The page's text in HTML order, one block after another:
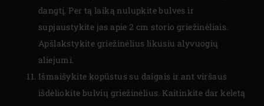
dangtį. Per tą laiką nulupkite bulves ir
supjaustykite jas apie 2 cm storio griežinėliais.
Apšlakstykite griežinėlius likusiu alyvuogių
aliejumi.
Išmaišykite kopūstus su daigais ir ant viršaus
išdėliokite bulvių griežinėlius. Kaitinkite dar keletą